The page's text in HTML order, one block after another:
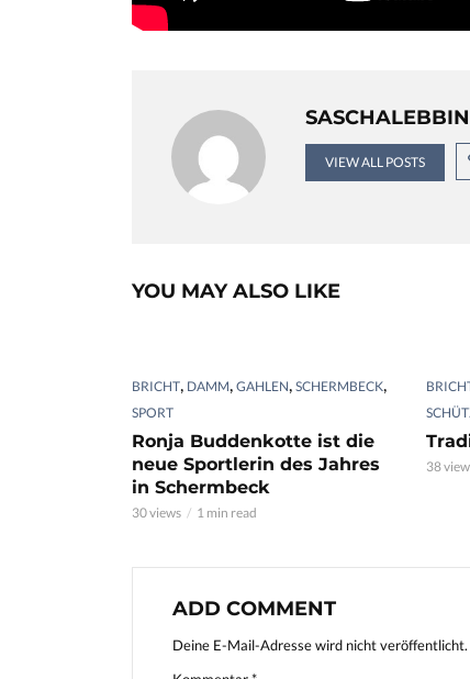
VIEW ALL POSTS
YOU MAY ALSO LIKE
BRICHT, DAMM, GAHLEN, SCHERMBECK,
SPORT
Ronja Buddenkotte ist die
neue Sportlerin des Jahres
in Schermbeck
30 views 1 min read
38
ADD COMMENT
Deine E-Mail-Adresse wird nicht veröffentlicht.